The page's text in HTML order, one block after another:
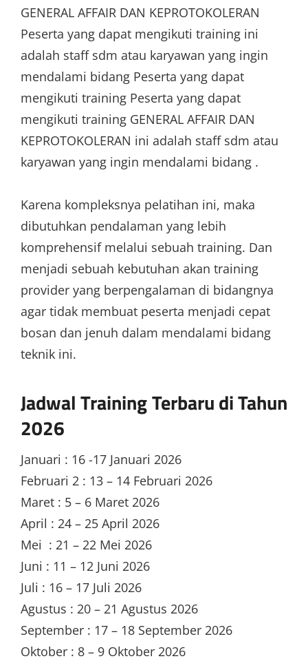
GENERAL AFFAIR DAN KEPROTOKOLERAN
Peserta yang dapat mengikuti training ini
adalah staff sdm atau karyawan yang ingin
mendalami bidang Peserta yang dapat
mengikuti training Peserta yang dapat
mengikuti training GENERAL AFFAIR DAN
KEPROTOKOLERAN ini adalah staff sdm atau
karyawan yang ingin mendalami bidang .
Karena kompleksnya pelatihan ini, maka
dibutuhkan pendalaman yang lebih
komprehensif melalui sebuah training. Dan
menjadi sebuah kebutuhan akan training
provider yang berpengalaman di bidangnya
agar tidak membuat peserta menjadi cepat
bosan dan jenuh dalam mendalami bidang
teknik ini.
Jadwal Training Terbaru di Tahun
2026
Januari : 16 -17 Januari 2026
Februari 2 : 13 – 14 Februari 2026
Maret : 5 – 6 Maret 2026
April : 24 – 25 April 2026
Mei : 21 – 22 Mei 2026
Juni : 11 – 12 Juni 2026
Juli : 16 – 17 Juli 2026
Agustus : 20 – 21 Agustus 2026
September : 17 – 18 September 2026
Oktober : 8 – 9 Oktober 2026